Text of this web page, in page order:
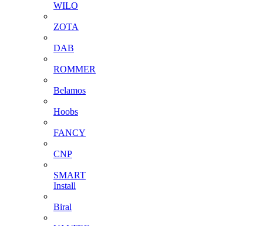
WILO
ZOTA
DAB
ROMMER
Belamos
Hoobs
FANCY
CNP
SMART
Install
Biral